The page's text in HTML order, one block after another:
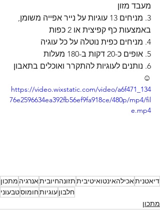
מעבד מזון
3. מניחים 13 עוגיות על נייר אפייה משומן,
באמצעות כף קפיצית או 2 כפות
4. מניחים כפית נוטלה על כל עוגיה
5. אופים כ-20 דקות ב-180 מעלות
6. נותנים לעוגיות להתקרר ואוכלים בתאבון
☺️
https://video.wixstatic.com/video/a6f471_134
76e2596634ea392fb56ef9fa918ce/480p/mp4/fil
e.mp4
דיאטניתאכילהאינטואיטיביתתזונהחיוביתאנרגיה מתכון
חלבוןעוגיותחומוסטבעוני
מתכון